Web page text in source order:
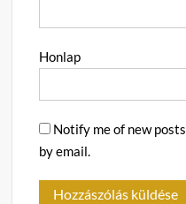
Honlap
Notify me of new posts
by email.